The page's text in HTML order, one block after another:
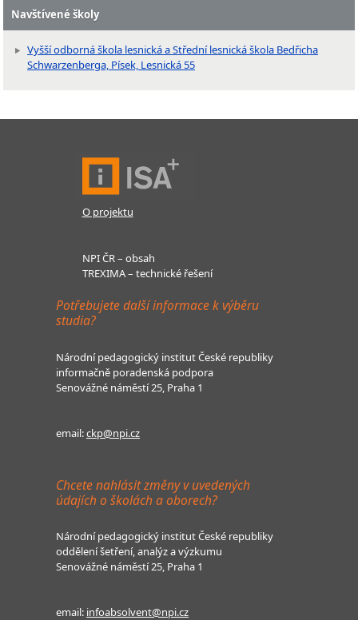
Navštívené školy
Vyšší odborná škola lesnická a Střední lesnická škola Bedřicha
Schwarzenberga, Písek, Lesnická 55
O projektu
NPI ČR – obsah
TREXIMA – technické řešení
Potřebujete další informace k výběru
studia?
Národní pedagogický institut České republiky
informačně poradenská podpora
Senovážné náměstí 25, Praha 1
email:ckp@npi.cz
Chcete nahlásit změny v uvedených
údajích o školách a oborech?
Národní pedagogický institut České republiky
oddělení šetření, analýz a výzkumu
Senovážné náměstí 25, Praha 1
email: infoabsolvent@npi.cz